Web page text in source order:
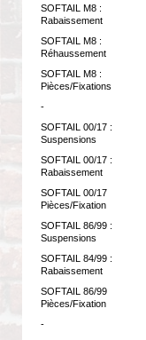
SOFTAIL M8 :
Rabaissement
SOFTAIL M8 :
Réhaussement
SOFTAIL M8 :
Pièces/Fixations
-
SOFTAIL 00/17 :
Suspensions
SOFTAIL 00/17 :
Rabaissement
SOFTAIL 00/17
Pièces/Fixation
SOFTAIL 86/99 :
Suspensions
SOFTAIL 84/99 :
Rabaissement
SOFTAIL 86/99
Pièces/Fixation
-